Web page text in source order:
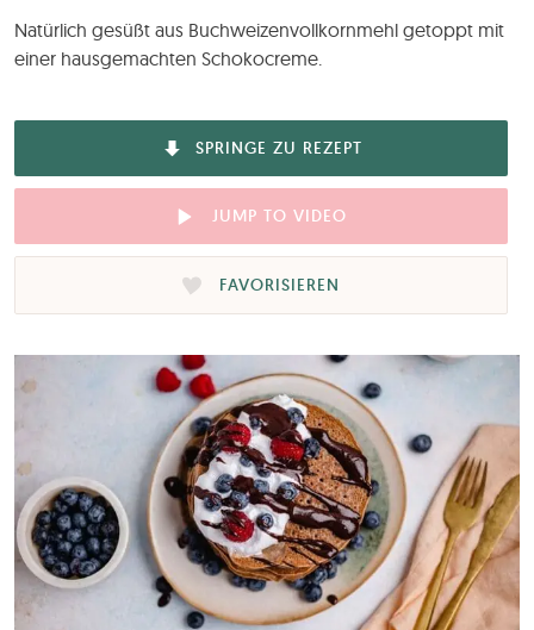
Natürlich gesüßt aus Buchweizenvollkornmehl getoppt mit
einer hausgemachten Schokocreme.
SPRINGE ZU REZEPT
JUMP TO VIDEO
FAVORISIEREN